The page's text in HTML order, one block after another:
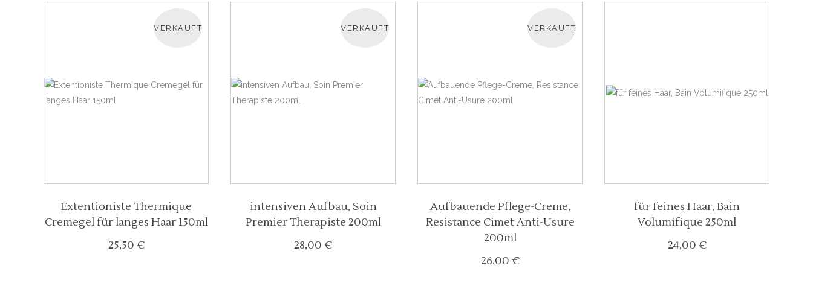
VERKAUFT
WEITERLESEN
Extentioniste Thermique
Cremegel für langes Haar 150ml
25,50 €
VERKAUFT
WEITERLESEN
intensiven Aufbau, Soin
Premier Therapiste 200ml
28,00 €
VERKAUFT
WEITERLESEN
Aufbauende Pflege-Creme,
Resistance Cimet Anti-Usure
200ml
26,00 €
für feines Haar, Bain
Volumifique 250ml
24,00 €